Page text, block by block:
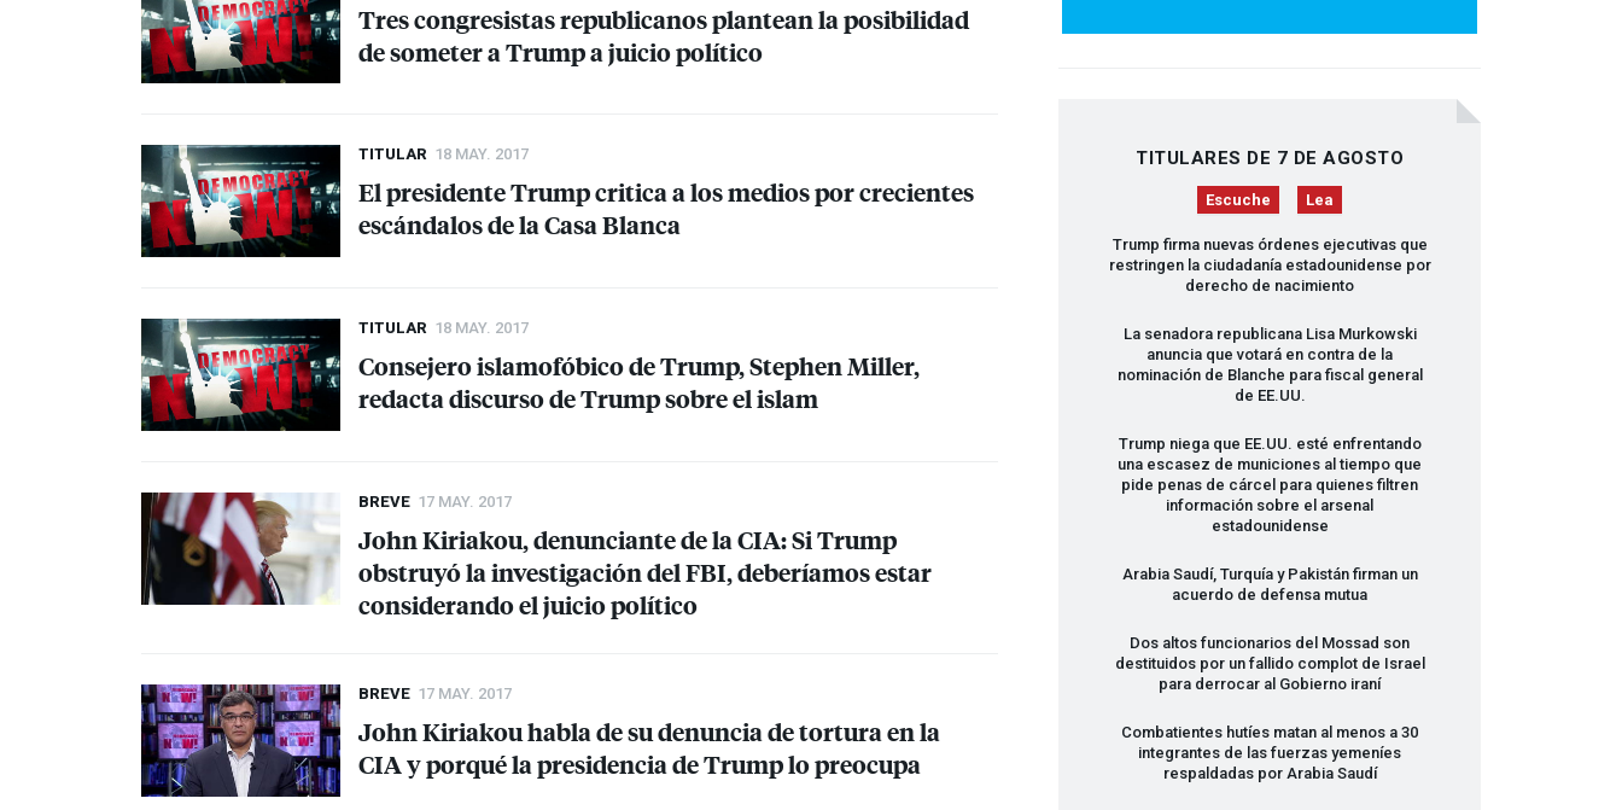
Tres congresistas republicanos plantean la posibilidad
de someter a Trump a juicio político
TITULAR 18 MAY. 2017
El presidente Trump critica a los medios por crecientes
escándalos de la Casa Blanca
TITULAR 18 MAY. 2017
Consejero islamofóbico de Trump, Stephen Miller,
redacta discurso de Trump sobre el islam
BREVE 17 MAY. 2017
John Kiriakou, denunciante de laCIA: Si Trump
obstruyó la investigación delFBI, deberíamos estar
considerando el juicio político
BREVE 17 MAY. 2017
John Kiriakou habla de su denuncia de tortura en la
CIAy porqué la presidencia de Trump lo preocupa
TITULARES DE 7 DE AGOSTO
Escuche Lea
Trump firma nuevas órdenes ejecutivas que
restringen la ciudadanía estadounidense por
derecho de nacimiento
La senadora republicana Lisa Murkowski
anuncia que votará en contra de la
nominación de Blanche para fiscal general
de EE.UU.
Trump niega que EE.UU. esté enfrentando
una escasez de municiones al tiempo que
pide penas de cárcel para quienes filtren
información sobre el arsenal
estadounidense
Arabia Saudí, Turquía y Pakistán firman un
acuerdo de defensa mutua
Dos altos funcionarios del Mossad son
destituidos por un fallido complot de Israel
para derrocar al Gobierno iraní
Combatientes hutíes matan al menos a 30
integrantes de las fuerzas yemeníes
respaldadas por Arabia Saudí